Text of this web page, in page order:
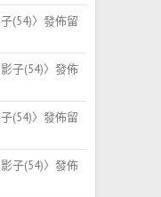
(54)〉發佈留
子(54)〉發佈
(54)〉發佈留
子(54)〉發佈